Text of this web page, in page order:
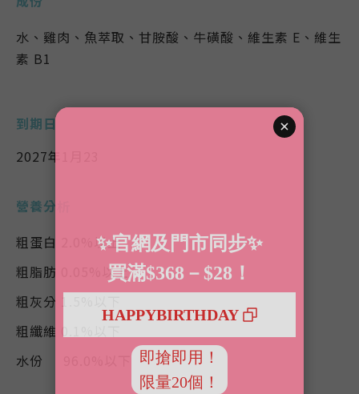
水、雞肉、魚萃取、甘胺酸、牛磺酸、維生素 E、維生
素 B1
到期日
2027年1月23
營養分析
粗蛋白 2.0%以上
粗脂肪 0.05%以上
粗灰分 1.5%以下
粗纖維 0.1%以下
水份 96.0%以下